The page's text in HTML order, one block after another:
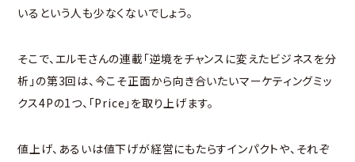
いるという人も少なくないでしょう。
そこで、エルモさんの連載「逆境をチャンスに変えたビジネスを分
析」の第3回は、今こそ正面から向き合いたいマーケティングミッ
クス4Pの1つ、「Price」を取り上げます。
値上げ、あるいは値下げが経営にもたらすインパクトや、それぞ